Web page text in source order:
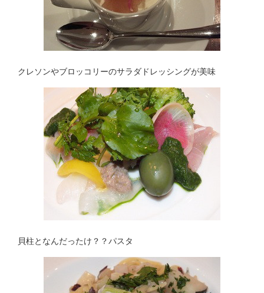
クレソンやブロッコリーのサラダドレッシングが美味
貝柱となんだったけ？？パスタ